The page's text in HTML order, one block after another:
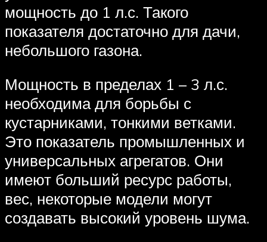
мощность до 1 л.с. Такого
показателя достаточно для дачи,
небольшого газона.
Мощность в пределах 1 – 3 л.с.
необходима для борьбы с
кустарниками, тонкими ветками.
Это показатель промышленных и
универсальных агрегатов. Они
имеют больший ресурс работы,
вес, некоторые модели могут
создавать высокий уровень шума.